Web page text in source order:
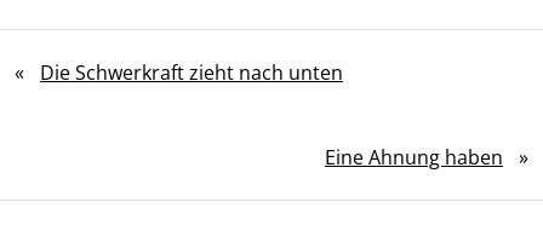
« Die Schwerkraft zieht nach unten
Eine Ahnung haben »